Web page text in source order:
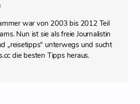
war von 2003 bis 2012 Teil
Nun ist sie als freie Journalistin
„reisetipps“ unterwegs und sucht
die besten Tipps heraus.